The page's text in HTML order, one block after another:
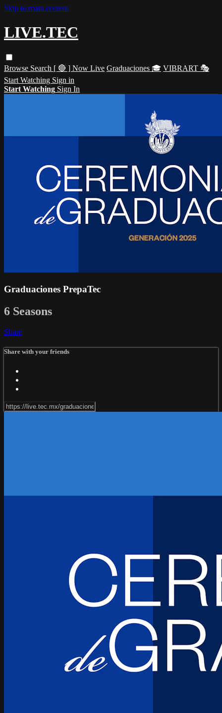
Skip to main content
LIVE.TEC
Browse Search [ 🔴 ] Now Live Graduaciones 🎓 VIBRART 🎭
Start Watching Sign in
Start Watching Sign In
Graduaciones PrepaTec
6 Seasons
Share
Share with your friends